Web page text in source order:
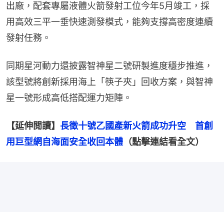
出廠，配套專屬液體火箭發射工位今年5月竣工，採
用高效三平一垂快速測發模式，能夠支撐高密度連續
發射任務。
同期星河動力還披露智神星二號研製進度穩步推進，
該型號將創新採用海上「筷子夾」回收方案，與智神
星一號形成高低搭配運力矩陣。
【延伸閲讀】 長徵十號乙國產新火箭成功升空　首創
用巨型網自海面安全收回本體 （點擊連結看全文）